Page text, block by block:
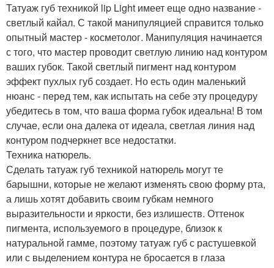
Татуаж губ техникой lip Light имеет еще одно название -
светлый кайал. С такой манипуляцией справится только
опытный мастер - косметолог. Манипуляция начинается
с того, что мастер проводит светлую линию над контуром
ваших губок. Такой светлый пигмент над контуром
эффект пухлых губ создает. Но есть один маленький
нюанс - перед тем, как испытать на себе эту процедуру
убедитесь в том, что ваша форма губок идеальна! В том
случае, если она далека от идеала, светлая линия над
контуром подчеркнет все недостатки.
Техника натюрель.
Сделать татуаж губ техникой натюрель могут те
барышни, которые не желают изменять свою форму рта,
а лишь хотят добавить своим губкам немного
выразительности и яркости, без излишеств. Оттенок
пигмента, используемого в процедуре, близок к
натуральной гамме, поэтому татуаж губ с растушевкой
или с выделением контура не бросается в глаза